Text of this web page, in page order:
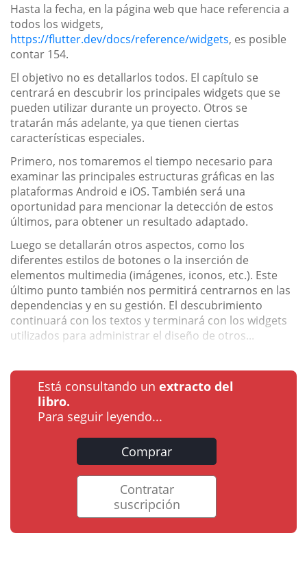
Hasta la fecha, en la página web que hace referencia a
todos los widgets,
https://flutter.dev/docs/reference/widgets, es posible
contar 154.
El objetivo no es detallarlos todos. El capítulo se
centrará en descubrir los principales widgets que se
pueden utilizar durante un proyecto. Otros se
tratarán más adelante, ya que tienen ciertas
características especiales.
Primero, nos tomaremos el tiempo necesario para
examinar las principales estructuras gráficas en las
plataformas Android e iOS. También será una
oportunidad para mencionar la detección de estos
últimos, para obtener un resultado adaptado.
Luego se detallarán otros aspectos, como los
diferentes estilos de botones o la inserción de
elementos multimedia (imágenes, iconos, etc.). Este
último punto también nos permitirá centrarnos en las
dependencias y en su gestión. El descubrimiento
continuará con los textos y terminará con los widgets
utilizados para administrar el diseño de otros...
Está consultando un extracto del
libro.
Para seguir leyendo...
Comprar
Contratar
suscripción